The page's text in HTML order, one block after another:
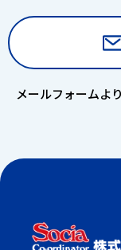
メールフォームよ